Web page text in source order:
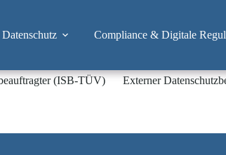
Datenschutz Compliance & Digitale
(ISB-TÜV) Externer